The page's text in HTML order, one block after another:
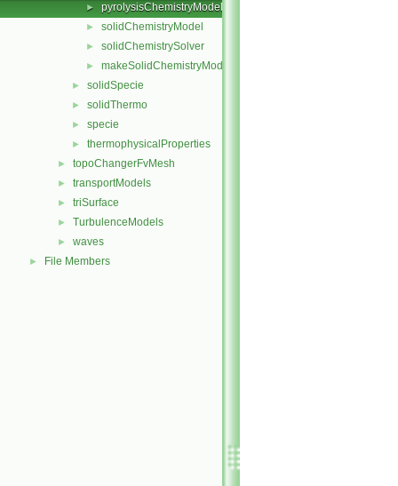
► pyrolysisChemistryModel
► solidChemistryModel
► solidChemistrySolver
► makeSolidChemistryModel.H
► solidSpecie
► solidThermo
► specie
► thermophysicalProperties
► topoChangerFvMesh
► transportModels
► triSurface
► TurbulenceModels
► waves
► File Members